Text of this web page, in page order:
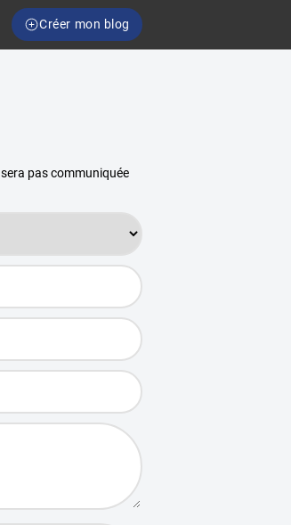
Créer mon blog
pas communiquée